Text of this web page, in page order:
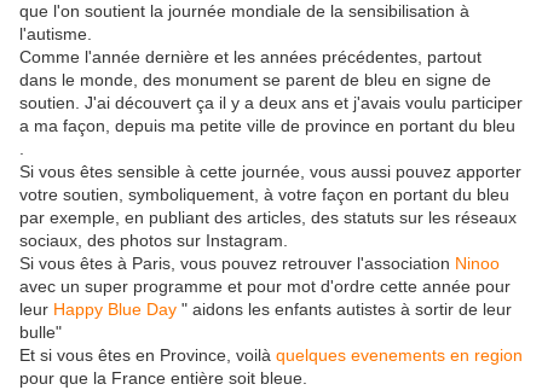
que l'on soutient la journée mondiale de la sensibilisation à
l'autisme.
Comme l'année dernière et les années précédentes, partout
dans le monde, des monument se parent de bleu en signe de
soutien. J'ai découvert ça il y a deux ans et j'avais voulu participer
a ma façon, depuis ma petite ville de province en portant du bleu
Si vous êtes sensible à cette journée, vous aussi pouvez apporter
votre soutien, symboliquement, à votre façon en portant du bleu
par exemple, en publiant des articles, des statuts sur les réseaux
sociaux, des photos sur Instagram.
Si vous êtes à Paris, vous pouvez retrouver l'association Ninoo
avec un super programme et pour mot d'ordre cette année pour
leur Happy Blue Day " aidons les enfants autistes à sortir de leur
bulle"
Et si vous êtes en Province, voilà quelques evenements en region
pour que la France entière soit bleue.